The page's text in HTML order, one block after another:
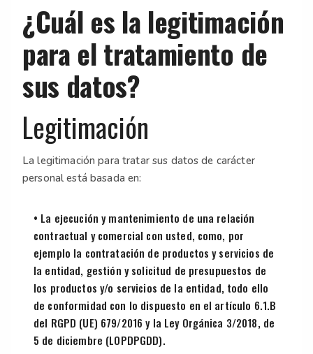
¿Cuál es la legitimación
para el tratamiento de
sus datos?
Legitimación
La legitimación para tratar sus datos de carácter
personal está basada en:
• La ejecución y mantenimiento de una relación
contractual y comercial con usted, como, por
ejemplo la contratación de productos y servicios de
la entidad, gestión y solicitud de presupuestos de
los productos y/o servicios de la entidad, todo ello
de conformidad con lo dispuesto en el artículo 6.1.B
del RGPD (UE) 679/2016 y la Ley Orgánica 3/2018, de
5 de diciembre (LOPDPGDD).